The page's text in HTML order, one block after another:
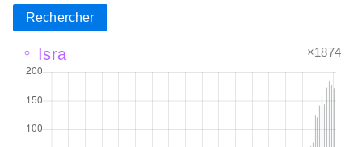
Rechercher
♀ Isra ×1874